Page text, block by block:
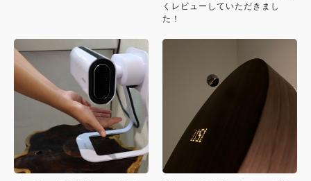
くレビューしていただきまし
た！